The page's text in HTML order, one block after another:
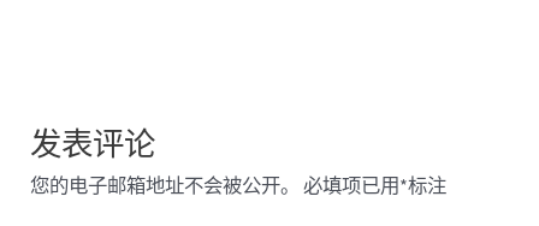
发表评论
您的电子邮箱地址不会被公开。 必填项已用*标注